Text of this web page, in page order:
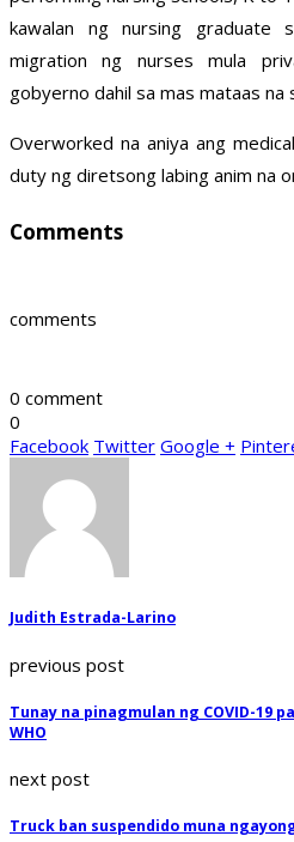
kawalan ng nursing
migration ng nurses mula
gobyerno dahil sa mas mataas na
Overworked na aniya ang
duty ng diretsong labing anim na
Comments
comments
0 comment
0
Facebook Twitter Google +
Judith Estrada-Larino
previous post
Tunay na pinagmulan ng COVID-19
WHO
next post
Truck ban suspendido muna